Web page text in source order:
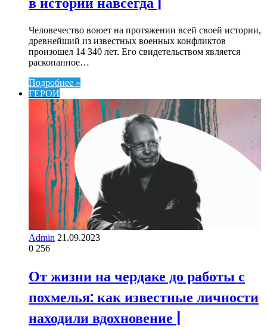
Человечество воюет на протяжении всей своей истории,
древнейший из известных военных конфликтов
произошел 14 340 лет. Его свидетельством является
раскопанное…
Подробнее »
ГЕРОИ
Admin 21.09.2023
0 256
От жизни на чердаке до работы с
похмелья: как известные личности
находили вдохновение |